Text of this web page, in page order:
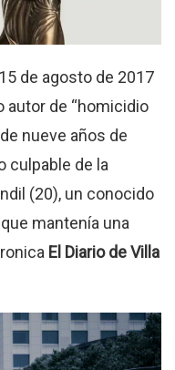
de agosto de 2017
autor de “homicidio
nueve años de
culpable de la
(20), un conocido
mantenía una
El Diario de Villa